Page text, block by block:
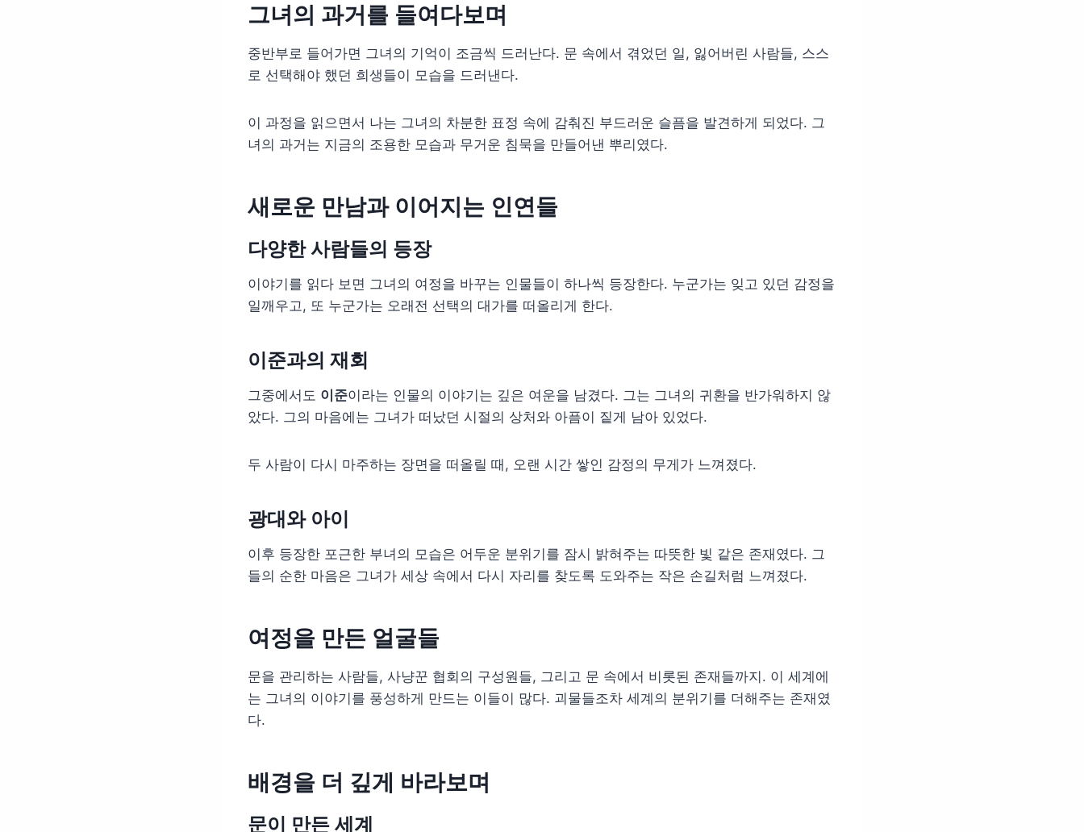
그녀의 과거를 들여다보며
중반부로 들어가면 그녀의 기억이 조금씩 드러난다. 문 속에서 겪었던 일, 잃어버린 사람들, 스스
로 선택해야 했던 희생들이 모습을 드러낸다.
이 과정을 읽으면서 나는 그녀의 차분한 표정 속에 감춰진 부드러운 슬픔을 발견하게 되었다. 그
녀의 과거는 지금의 조용한 모습과 무거운 침묵을 만들어낸 뿌리였다.
새로운 만남과 이어지는 인연들
다양한 사람들의 등장
이야기를 읽다 보면 그녀의 여정을 바꾸는 인물들이 하나씩 등장한다. 누군가는 잊고 있던 감정을
일깨우고, 또 누군가는 오래전 선택의 대가를 떠올리게 한다.
이준과의 재회
그중에서도 이준이라는 인물의 이야기는 깊은 여운을 남겼다. 그는 그녀의 귀환을 반가워하지 않
았다. 그의 마음에는 그녀가 떠났던 시절의 상처와 아픔이 짙게 남아 있었다.
두 사람이 다시 마주하는 장면을 떠올릴 때, 오랜 시간 쌓인 감정의 무게가 느껴졌다.
광대와 아이
이후 등장한 포근한 부녀의 모습은 어두운 분위기를 잠시 밝혀주는 따뜻한 빛 같은 존재였다. 그
들의 순한 마음은 그녀가 세상 속에서 다시 자리를 찾도록 도와주는 작은 손길처럼 느껴졌다.
여정을 만든 얼굴들
문을 관리하는 사람들, 사냥꾼 협회의 구성원들, 그리고 문 속에서 비롯된 존재들까지. 이 세계에
는 그녀의 이야기를 풍성하게 만드는 이들이 많다. 괴물들조차 세계의 분위기를 더해주는 존재였
다.
배경을 더 깊게 바라보며
문이 만든 세계